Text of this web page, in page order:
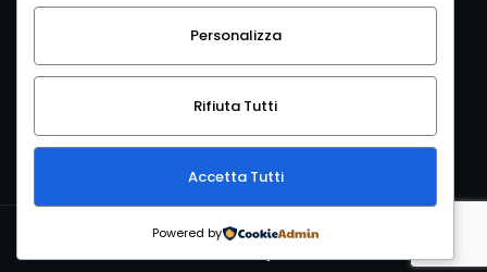
Con l'invio del messaggio l'utente dichiara di aver letto
l’informativa sulla privacy e di acconsentire al trattamento
dei propri dati personali.
Copyright © 1999-2026Mediares S.c.PI 07341730013 - [
Personalizza
Rifiuta Tutti
Accetta Tutti
Powered by